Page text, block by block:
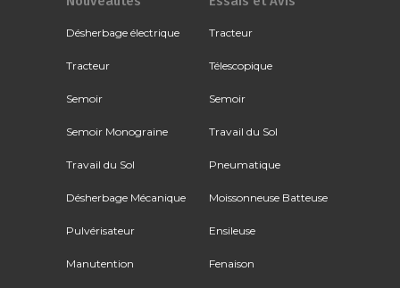
Désherbage électrique
Tracteur
Semoir
Semoir Monograine
Travail du Sol
Désherbage Mécanique
Pulvérisateur
Manutention
Tracteur
Télescopique
Semoir
Travail du Sol
Pneumatique
Moissonneuse Batteuse
Ensileuse
Fenaison